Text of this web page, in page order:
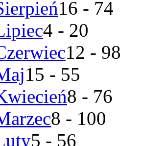
16 - 74
4 - 20
12 - 98
15 - 55
8 - 76
8 - 100
5 - 56